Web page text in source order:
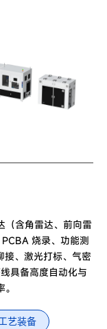
（含角雷达、前向雷
烧录、功能测
接、激光打标、气密
具备高度自动化与
艺装备